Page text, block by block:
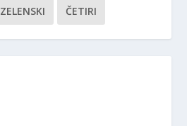
ZELENSKI ČETIRI